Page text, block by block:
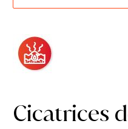
Cicatrices